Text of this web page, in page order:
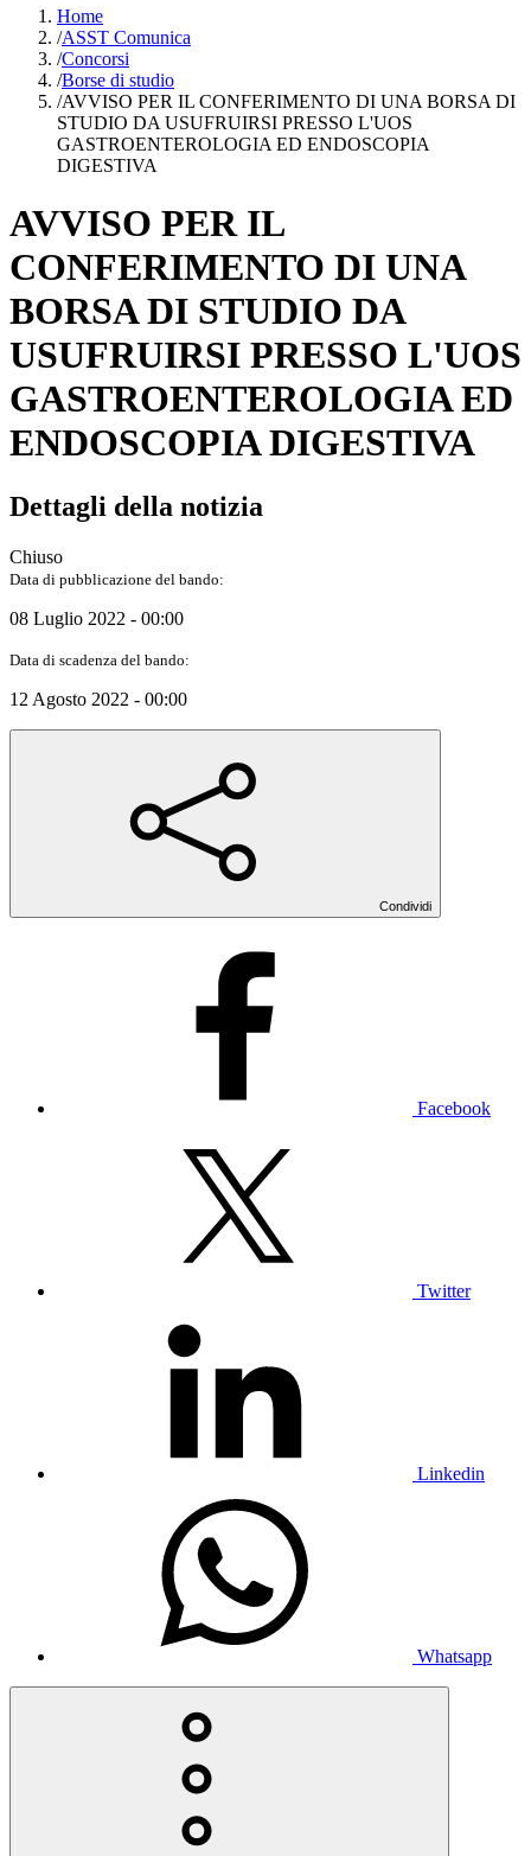
Home
/ASST Comunica
/Concorsi
/Borse di studio
/AVVISO PER IL CONFERIMENTO DI UNA BORSA DI
STUDIO DA USUFRUIRSI PRESSO L'UOS
GASTROENTEROLOGIA ED ENDOSCOPIA
DIGESTIVA
AVVISO PER IL
CONFERIMENTO DI UNA
BORSA DI STUDIO DA
USUFRUIRSI PRESSO L'UOS
GASTROENTEROLOGIA ED
ENDOSCOPIA DIGESTIVA
Dettagli della notizia
Chiuso
Data di pubblicazione del bando:
08 Luglio 2022 - 00:00
Data di scadenza del bando:
12 Agosto 2022 - 00:00
Condividi
Facebook
Twitter
Linkedin
Whatsapp